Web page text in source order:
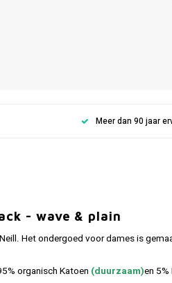
Meer dan 90 jaar
- wave & plain
Het ondergoed voor dames is
organisch Katoen (duurzaam)en 5%